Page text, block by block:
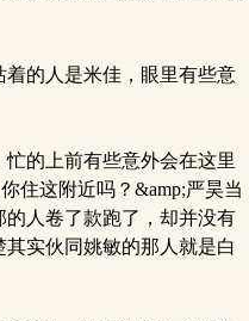
的人是米佳，眼里有些意
的上前有些意外会在这里
住这附近吗？&amp;严昊当
人卷了款跑了，却并没有
实伙同姚敏的那人就是白